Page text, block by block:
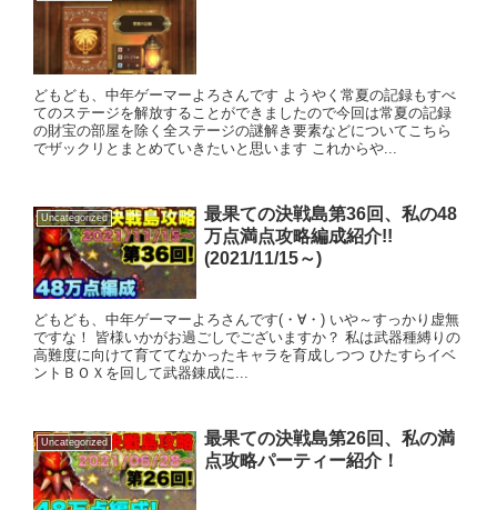
どもども、中年ゲーマーよろさんです ようやく常夏の記録もすべ
てのステージを解放することができましたので今回は常夏の記録
の財宝の部屋を除く全ステージの謎解き要素などについてこちら
でザックリとまとめていきたいと思います これからや...
Uncategorized
最果ての決戦島第36回、私の48
万点満点攻略編成紹介!!
(2021/11/15～)
どもども、中年ゲーマーよろさんです(・∀・) いや～すっかり虚無
ですな！ 皆様いかがお過ごしでございますか？ 私は武器種縛りの
高難度に向けて育ててなかったキャラを育成しつつ ひたすらイベ
ントＢＯＸを回して武器錬成に...
Uncategorized
最果ての決戦島第26回、私の満
点攻略パーティー紹介！